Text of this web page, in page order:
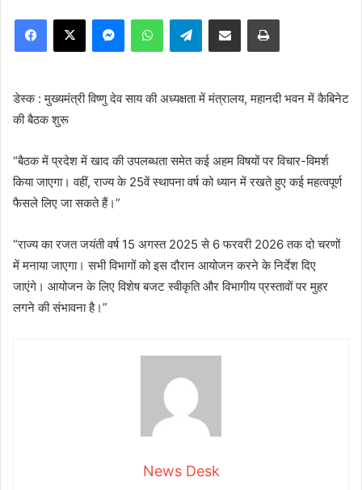
Facebook
X MessengerWhatsAppTelegramShare via Email Print
डेस्क : मुख्यमंत्री विष्णु देव साय की अध्यक्षता में मंत्रालय, महानदी भवन में कैबिनेट
की बैठक शुरू
“बैठक में प्रदेश में खाद की उपलब्धता समेत कई अहम विषयों पर विचार-विमर्श
किया जाएगा। वहीं, राज्य के 25वें स्थापना वर्ष को ध्यान में रखते हुए कई महत्वपूर्ण
फैसले लिए जा सकते हैं।”
“राज्य का रजत जयंती वर्ष 15 अगस्त 2025 से 6 फरवरी 2026 तक दो चरणों
में मनाया जाएगा। सभी विभागों को इस दौरान आयोजन करने के निर्देश दिए
जाएंगे। आयोजन के लिए विशेष बजट स्वीकृति और विभागीय प्रस्तावों पर मुहर
लगने की संभावना है।”
News Desk